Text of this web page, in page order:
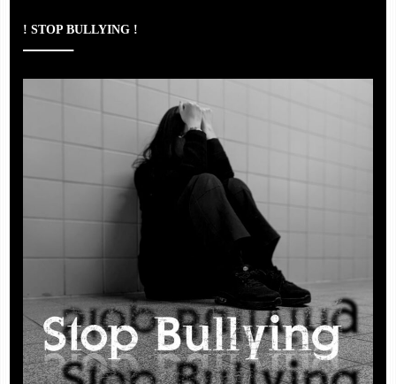
! STOP BULLYING !